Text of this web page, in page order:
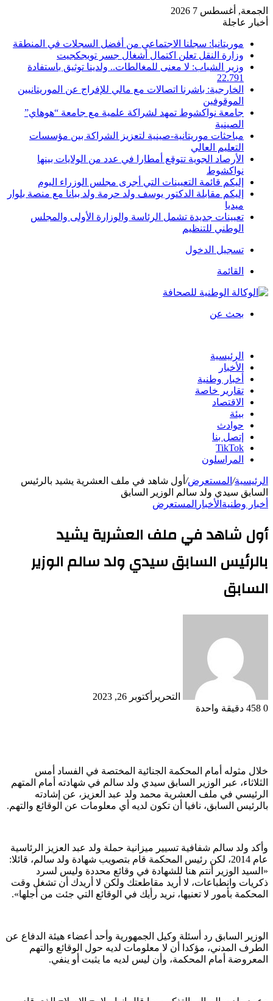
الجمعة, أغسطس 7 2026
أخبار عاجلة
موريتانيا: سجلنا الاجتماعي من أفضل السجلات في المنطقة
وزارة النقل تعلن اكتمال أشغال جسر تويجكجيت
وزير الشباب: لا معنى للمغالطات.. ولدينا توثيق باستفادة
22.791
الخارجية: باشرنا اتصالات مع مالي للإفراج عن الموريتانيين
الموقوفين
جامعة نواكشوط تمهد لشراكة علمية مع جامعة “هوهاي”
الصينية
مباحثات موريتانية-صينية لتعزيز الشراكة بين مؤسسات
التعليم العالي
الأرصاد الجوية تتوقع أمطارا في عدد من الولايات بينها
نواكشوط
إليكم قائمة التعيينات التي أجرى مجلس الوزراء اليوم
إليكم مقابلة الدكتور يوسف ولد حرمة ولد ببانا مع منصة بلوار
ميديا
تعيينات جديدة تشمل الرئاسة والوزارة الأولى والمجلس
الوطني للتنظيم
تسجيل الدخول
القائمة
بحث عن
الرئيسية
الأخبار
أخبار وطنية
تقارير خاصة
الاقتصاد
بيئة
حوادث
إتصل بنا
TikTok
المراسلون
الرئيسية/ المستعرض/ أول شاهد في ملف العشرية يشيد بالرئيس
السابق سيدي ولد سالم الوزير السابق
أخبار وطنية الأخبار المستعرض
أول شاهد في ملف العشرية يشيد
بالرئيس السابق سيدي ولد سالم الوزير
السابق
التحرير أكتوبر 26, 2023
0
دقيقة واحدة
خلال مثوله أمام المحكمة الجنائية المختصة في الفساد أمس
الثلاثاء، عبر الوزير السابق سيدي ولد سالم في شهادته أمام المتهم
الرئيسي في ملف العشرية محمد ولد عبد العزيز، عن إشادته
بالرئيس السابق، نافيا أن تكون لديه أي معلومات عن الوقائع والتهم.
وأكد ولد سالم شفافية تسيير ميزانية حملة ولد عبد العزيز الرئاسية
عام 2014، لكن رئيس المحكمة قام بتصويب شهادة ولد سالم، قائلا:
«السيد الوزير أنتم هنا للشهادة في وقائع محددة وليس لسرد
ذكريات وانطباعات، لا أريد مقاطعتك ولكن لا أريدك أن تشغل وقت
المحكمة بأمور لا تعنيها، نريد رأيك في الوقائع التي جئت من أجلها».
الوزير السابق رد أسئلة وكيل الجمهورية وأحد أعضاء هيئة الدفاع عن
الطرف المدني، مؤكدا أن لا معلومات لديه حول الوقائع والتهم
المعروضة أمام المحكمة، وأن ليس لديه ما يثبت أو ينفي.